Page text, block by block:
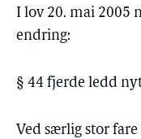
I lov 20. mai 2005
endring:
§ 44 fjerde ledd
Ved særlig stor